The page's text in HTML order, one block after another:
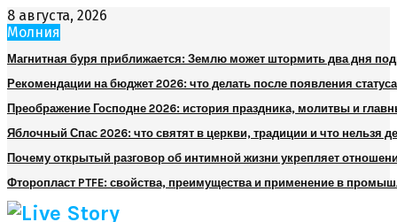
8 августа, 2026
Молния
Магнитная буря приближается: Землю может штормить два дня
Рекомендации на бюджет 2026: что делать после появления
Преображение Господне 2026: история праздника, молитвы и
Яблочный Спас 2026: что святят в церкви, традиции и что нельзя
Почему открытый разговор об интимной жизни укрепляет
Фторопласт PTFE: свойства, преимущества и применение в